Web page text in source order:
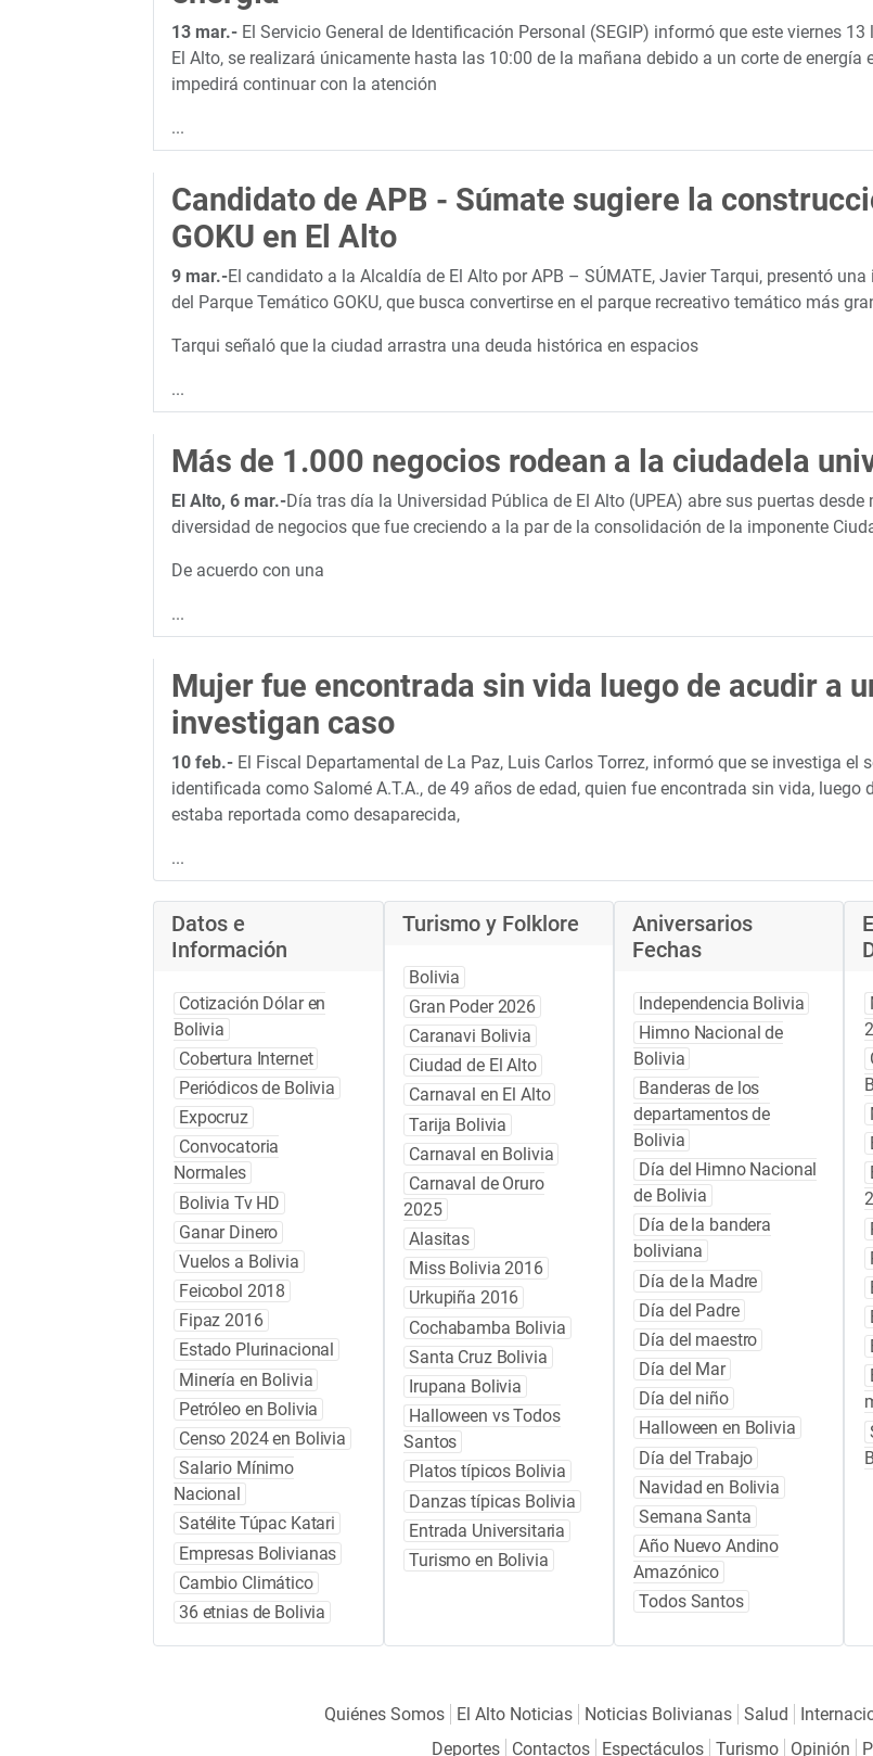
13 mar.- El Servicio General de Identificación Personal (SEGIP) informó que este viernes
El Alto, se realizará únicamente hasta las 10:00 de la mañana debido a un corte de
impedirá continuar con la atención
...
Candidato de APB - Súmate sugiere la
GOKU en El Alto
9 mar.-El candidato a la Alcaldía de El Alto por APB – SÚMATE, Javier Tarqui, presentó
del Parque Temático GOKU, que busca convertirse en el parque recreativo temático más
Tarqui señaló que la ciudad arrastra una deuda histórica en espacios
...
Más de 1.000 negocios rodean a la ciudadela
El Alto, 6 mar.-Día tras día la Universidad Pública de El Alto (UPEA) abre sus puertas
diversidad de negocios que fue creciendo a la par de la consolidación de la imponente
De acuerdo con una
...
Mujer fue encontrada sin vida luego de acudir a
investigan caso
10 feb.- El Fiscal Departamental de La Paz, Luis Carlos Torrez, informó que se investiga
identificada como Salomé A.T.A., de 49 años de edad, quien fue encontrada sin vida,
estaba reportada como desaparecida,
...
Datos e
Información
Cotización Dólar en
Bolivia
Cobertura Internet
Periódicos de Bolivia
Expocruz
Convocatoria
Normales
Bolivia Tv HD
Ganar Dinero
Vuelos a Bolivia
Feicobol 2018
Fipaz 2016
Estado Plurinacional
Minería en Bolivia
Petróleo en Bolivia
Censo 2024 en Bolivia
Salario Mínimo
Nacional
Satélite Túpac Katari
Empresas Bolivianas
Cambio Climático
36 etnias de Bolivia
Turismo y Folklore
Bolivia
Gran Poder 2026
Caranavi Bolivia
Ciudad de El Alto
Carnaval en El Alto
Tarija Bolivia
Carnaval en Bolivia
Carnaval de Oruro
2025
Alasitas
Miss Bolivia 2016
Urkupiña 2016
Cochabamba Bolivia
Santa Cruz Bolivia
Irupana Bolivia
Halloween vs Todos
Santos
Platos típicos Bolivia
Danzas típicas Bolivia
Entrada Universitaria
Turismo en Bolivia
Aniversarios
Fechas
Independencia Bolivia
Himno Nacional de
Bolivia
Banderas de los
departamentos de
Bolivia
Día del Himno Nacional
de Bolivia
Día de la bandera
boliviana
Día de la Madre
Día del Padre
Día del maestro
Día del Mar
Día del niño
Halloween en Bolivia
Día del Trabajo
Navidad en Bolivia
Semana Santa
Año Nuevo Andino
Amazónico
Todos Santos
Quiénes Somos El Alto Noticias Noticias Bolivianas Salud
Deportes
Contactos Espectáculos Turismo Opinión